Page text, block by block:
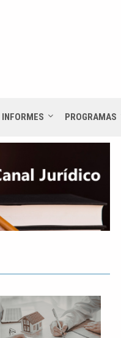
INFORMES PROGRAMAS